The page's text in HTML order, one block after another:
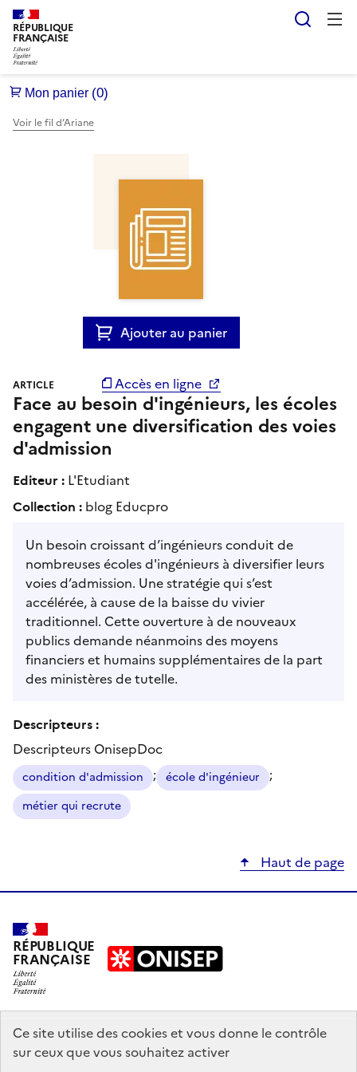
Ce site utilise des cookies et vous donne le contrôle
sur ceux que vous souhaitez activer
RÉPUBLIQUE
FRANÇAISE
Voir le fil d’Ariane
Ajouter au panier
Accès en ligne
ARTICLE
Face au besoin d'ingénieurs, les écoles
engagent une diversification des voies
d'admission
Editeur : L'Etudiant
Collection : blog Educpro
Un besoin croissant d’ingénieurs conduit de
nombreuses écoles d'ingénieurs à diversifier leurs
voies d’admission. Une stratégie qui s’est
accélérée, à cause de la baisse du vivier
traditionnel. Cette ouverture à de nouveaux
publics demande néanmoins des moyens
financiers et humains supplémentaires de la part
des ministères de tutelle.
Descripteurs :
Descripteurs OnisepDoc
condition d'admission ; école d'ingénieur ;
métier qui recrute
Haut de page
RÉPUBLIQUE
FRANÇAISE
education.gouv.fr
enseignementsup-recherche.gouv.fr